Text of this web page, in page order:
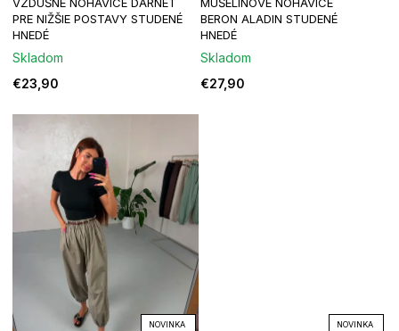
r
o
d
u
v
PRE NIŽŠIE POSTAVY STUDENÉ
HNEDÉ
Skladom
€23,90
BERON ALADIN STUDENÉ
HNEDÉ
Skladom
€27,90
NOVINKA NOVINKA